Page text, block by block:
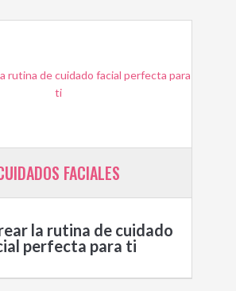
FACIALES
la rutina de cuidado
perfecta para ti